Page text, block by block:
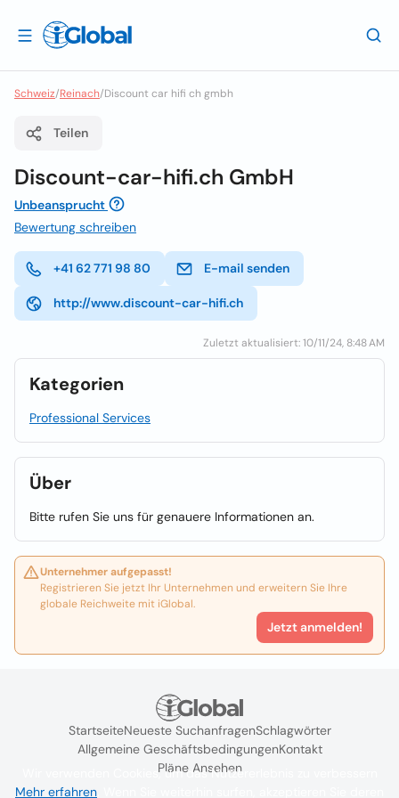
Schweiz/Reinach/Discount car hifi ch gmbh
Teilen
Discount-car-hifi.ch GmbH
Unbeansprucht
Bewertung schreiben
+41 62 771 98 80 E-mail senden
http://www.discount-car-hifi.ch
Zuletzt aktualisiert: 10/11/24, 8:48 AM
Kategorien
Professional Services
Über
Bitte rufen Sie uns für genauere Informationen an.
Unternehmer aufgepasst!
Registrieren Sie jetzt Ihr Unternehmen und erweitern Sie Ihre
globale Reichweite mit iGlobal.
Jetzt anmelden!
StartseiteNeueste SuchanfragenSchlagwörter
Allgemeine GeschäftsbedingungenKontakt
Pläne Ansehen
Wir verwenden Cookies, um das Nutzererlebnis zu verbessern
Mehr erfahren